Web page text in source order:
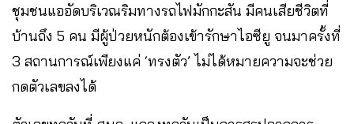
ชุมชนแออัดบริเวณริมทางรถไฟมักกะสัน มีคนเสียชีวิตที่
บ้านถึง 5 คน มีผู้ป่วยหนักต้องเข้ารักษาไอซียู จนมาครั้งที่
3 สถานการณ์เพียงแค่ ‘ทรงตัว’ ไม่ได้หมายความจะช่วย
กดตัวเลขลงได้